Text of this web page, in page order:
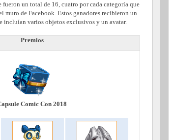
fueron un total de 16, cuatro por cada categoría que
muro de Facebook. Estos ganadores recibieron un
incluían varios objetos exclusivos y un avatar.
Premios
Comic Con 2018